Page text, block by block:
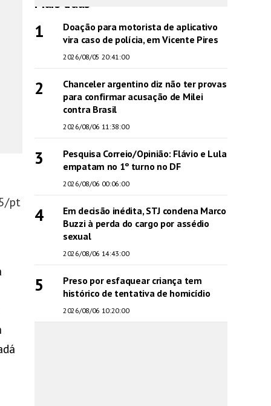
pt
1
Doação para motorista de aplicativo
vira caso de polícia, em Vicente Pires
2026/08/05 20:41:00
2
Chanceler argentino diz não ter provas
para confirmar acusação de Milei
contra Brasil
2026/08/06 11:38:00
3
Pesquisa Correio/Opinião: Flávio e Lula
empatam no 1º turno no DF
2026/08/06 00:06:00
4
Em decisão inédita, STJ condena Marco
Buzzi à perda do cargo por assédio
sexual
2026/08/06 14:43:00
5
Preso por esfaquear criança tem
histórico de tentativa de homicídio
2026/08/06 10:20:00